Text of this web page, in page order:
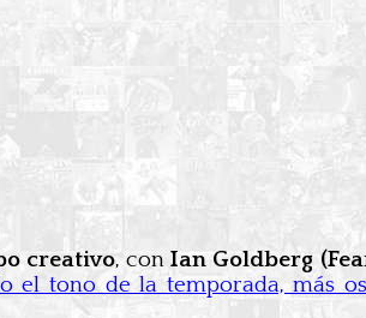
creativo, conIan Goldberg
el tono de la temporada, más